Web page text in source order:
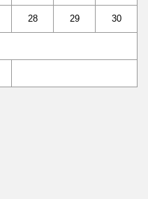
28 29 30